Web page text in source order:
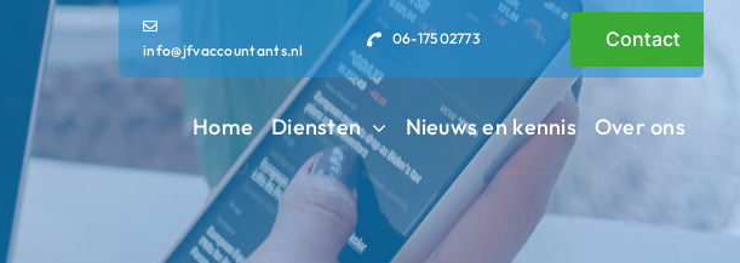
info@jfvaccountants.nl
06-17502773 Contact
Home Diensten Nieuws en kennis Over ons